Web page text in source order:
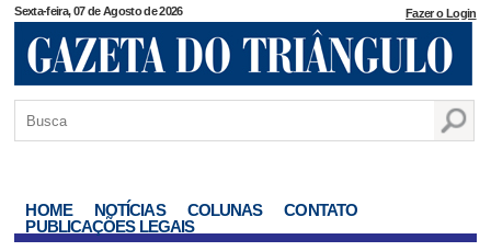
Sexta-feira, 07 de Agosto de 2026 Fazer o Login
HOME NOTÍCIAS COLUNAS
CONTATO
PUBLICAÇÕES LEGAIS